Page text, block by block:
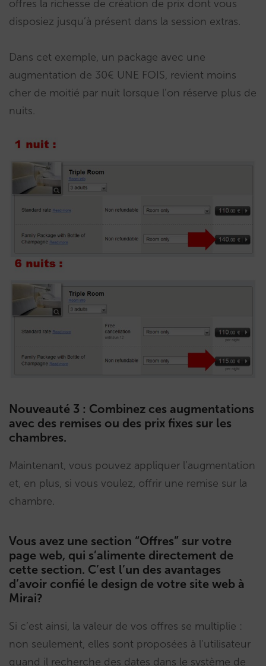
offres la richesse de création de prix dont vous
disposiez jusqu’à présent dans la session extras.
Dans cet exemple, un package avec une
augmentation de 30€ UNE FOIS, revient moins
cher de moitié par nuit lorsque l’on réserve plus de
nuits.
Nouveauté 3 : Combinez ces augmentations
avec des remises ou des prix fixes sur les
chambres.
Maintenant, vous pouvez appliquer l’augmentation
et, en plus, si vous voulez, offrir une remise sur la
chambre.
Vous avez une section “Offres” sur votre
page web, qui s’alimente directement de
cette section. C’est l’un des avantages
d’avoir confié le design de votre site web à
Mirai?
Si c’est ainsi, la valeur de vos offres se multiplie :
non seulement, elles sont proposées à l’utilisateur
quand il recherche des dates dans le système de